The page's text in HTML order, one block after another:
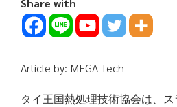
Article by: MEGA Tech
タイ王国熱処理技術協会は、